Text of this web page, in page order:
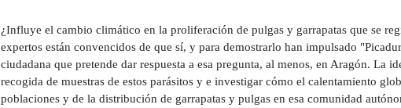
¿Influye el cambio climático en la proliferación de pulgas y garrapatas que se
expertos están convencidos de que sí, y para demostrarlo han impulsado
ciudadana que pretende dar respuesta a esa pregunta, al menos, en Aragón. La
recogida de muestras de estos parásitos y e investigar cómo el calentamiento
poblaciones y de la distribución de garrapatas y pulgas en esa comunidad